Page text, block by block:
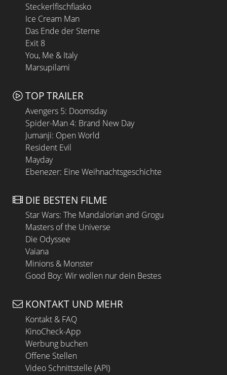
Steckerlfischfiasko
Ice Cream Man
Das Ende der Sterne
Exit 8
You, Me & Italy
Marsupilami
TOP TRAILER
Avengers 5: Doomsday
Spider-Man 4: Brand New Day
Jumanji: Open World
Resident Evil
Mayday
Ebenezer: Eine Weihnachtsgeschichte
DIE BESTEN FILME
Star Wars: The Mandalorian and Grogu
Masters of the Universe
Die Odyssee
Vaiana
Minions & Monster
Good Boy: Wir wollen nur dein Bestes
KONTAKT UND MEHR
Kontakt & FAQ
KinoCheck-App
Werbung buchen
Offene Stellen
Video Schnittstelle (API)